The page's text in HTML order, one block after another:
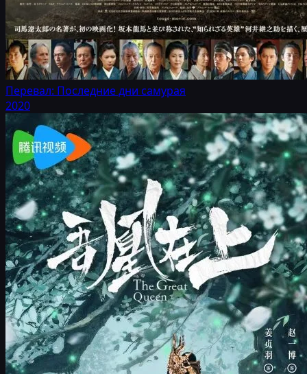
Перевал: Последние дни самурая
2020